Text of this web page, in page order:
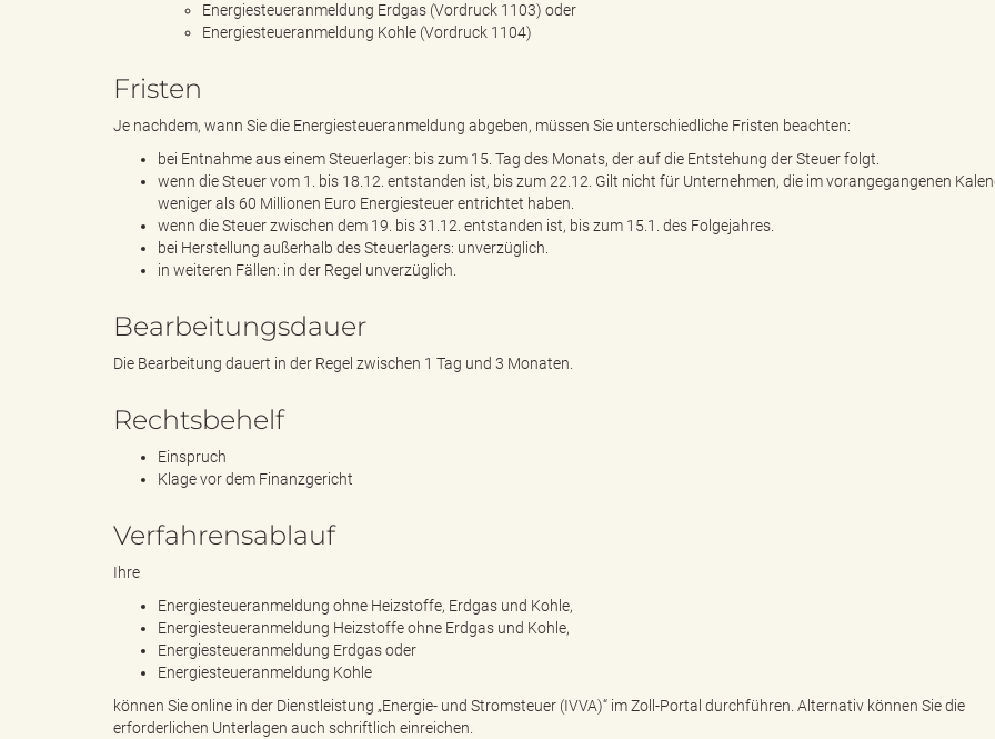
i
s
Energiesteueranmeldung Erdgas (Vordruck 1103) oder
Energiesteueranmeldung Kohle (Vordruck 1104)
Fristen
Je nachdem, wann Sie die Energiesteueranmeldung abgeben, müssen Sie unterschiedliche Fristen beachten:
bei Entnahme aus einem Steuerlager: bis zum 15. Tag des Monats, der auf die Entstehung der Steuer folgt.
wenn die Steuer vom 1. bis 18.12. entstanden ist, bis zum 22.12. Gilt nicht für Unternehmen, die im vorangegangenen
weniger als 60 Millionen Euro Energiesteuer entrichtet haben.
wenn die Steuer zwischen dem 19. bis 31.12. entstanden ist, bis zum 15.1. des Folgejahres.
bei Herstellung außerhalb des Steuerlagers: unverzüglich.
in weiteren Fällen: in der Regel unverzüglich.
Bearbeitungsdauer
Die Bearbeitung dauert in der Regel zwischen 1 Tag und 3 Monaten.
Rechtsbehelf
Einspruch
Klage vor dem Finanzgericht
Verfahrensablauf
Ihre
Energiesteueranmeldung ohne Heizstoffe, Erdgas und Kohle,
Energiesteueranmeldung Heizstoffe ohne Erdgas und Kohle,
Energiesteueranmeldung Erdgas oder
Energiesteueranmeldung Kohle
können Sie online in der Dienstleistung „Energie- und Stromsteuer (IVVA)“ im Zoll-Portal durchführen. Alternativ können Sie die
erforderlichen Unterlagen auch schriftlich einreichen.